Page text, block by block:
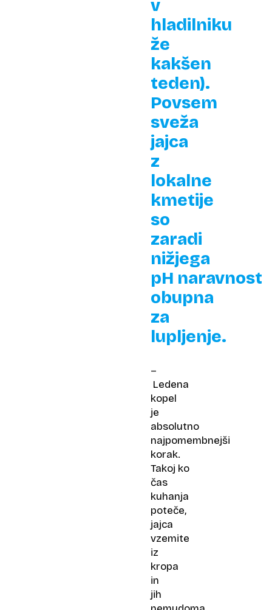
v
hladilniku
že
kakšen
teden).
Povsem
sveža
jajca
z
lokalne
kmetije
so
zaradi
nižjega
pH naravnost
obupna
za
lupljenje.
–
Ledena
kopel
je
absolutno
najpomembnejši
korak.
Takoj ko
čas
kuhanja
poteče,
jajca
vzemite
iz
kropa
in
jih